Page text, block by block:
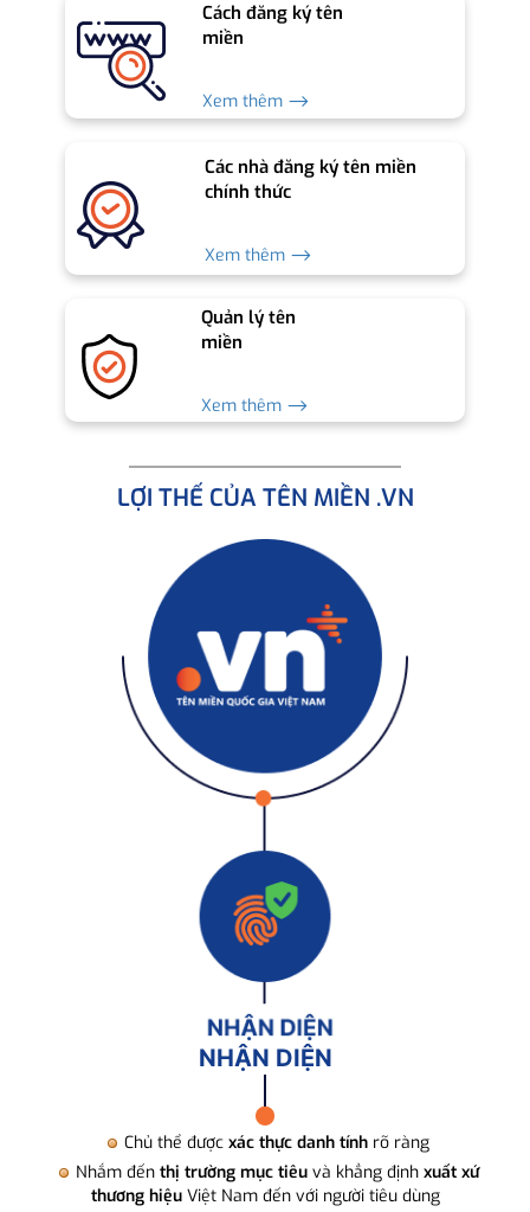
Cách đăng ký tên
miền
Xem thêm ⟶
Các nhà đăng ký tên miền
chính thức
Xem thêm ⟶
Quản lý tên
miền
Xem thêm ⟶
LỢI THẾ CỦA TÊN MIỀN .VN
NHẬN DIỆN
Chủ thể được xác thực danh tính rõ ràng
Nhắm đến thị trường mục tiêuvà khẳng định xuất xứ
thương hiệuViệt Nam đến với người tiêu dùng